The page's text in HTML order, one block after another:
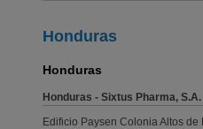
Honduras
Honduras
Honduras - Sixtus Pharma, S.A.
Edificio Paysen Colonia Altos de